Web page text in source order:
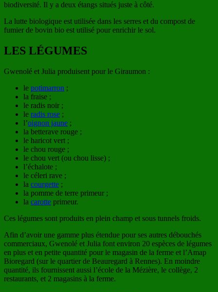
biodiversité. Il y a deux étangs situés juste à côté.
La lutte biologique est utilisée dans les serres et du compost de
fumier de bovin bio est utilisé pour enrichir le sol.
LES LÉGUMES
Gwenolé et Julia produisent pour le Giraumon :
le potimarron ;
la fraise ;
le radis noir ;
le radis rose ;
l’oignon jaune ;
la betterave rouge ;
le haricot vert ;
le chou rouge ;
le chou vert (ou chou lisse) ;
l’échalote ;
le céleri rave ;
la courgette ;
la pomme de terre primeur ;
la carotte primeur.
Ces légumes sont produits en plein champ et sous tunnels froids.
Afin d’avoir une gamme plus étendue pour ses autres débouchés
commerciaux, Gwenolé et Julia font environ 20 espèces de légumes
en plus et en petite quantité pour le magasin de la ferme et l’Amap
Bioregard (sur le quartier de Beauregard à Rennes). En moindre
quantité, ils fournissent aussi l’école de la Mézière, le collège, 2
restaurants, et 2 magasins à la ferme.